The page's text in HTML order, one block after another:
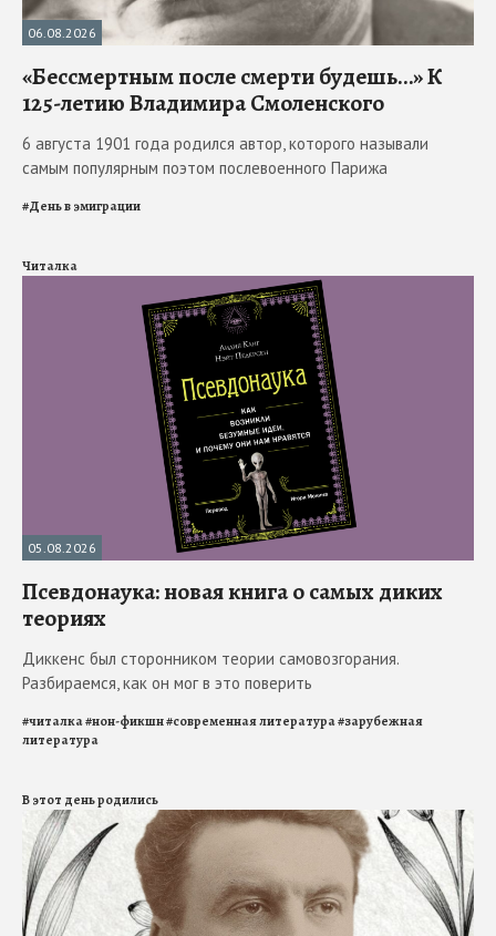
06.08.2026
«Бессмертным после смерти будешь…» К
125-летию Владимира Смоленского
6 августа 1901 года родился автор, которого называли
самым популярным поэтом послевоенного Парижа
#День в эмиграции
Читалка
05.08.2026
Псевдонаука: новая книга о самых диких
теориях
Диккенс был сторонником теории самовозгорания.
Разбираемся, как он мог в это поверить
#читалка#нон-фикшн#современная литература#зарубежная
литература
В этот день родились